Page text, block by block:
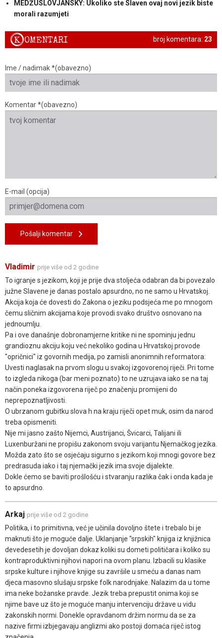
MEDŽUSLOVJANSKY: Ukoliko ste Slaven ovaj novi jezik biste
morali razumjeti
broj komentara: 23
KOMENTARI
Ime / nadimak *(obavezno)
Komentar *(obavezno)
E-mail (opcija)
Pošalji komentar
Vladimir prije više od 2 godine
To igranje s jezikom, koji je prije dva stoljeća odabran da bi povezalo
južne Slavene je danas postalo apsurdno, no ne samo u Hrvatskoj.
Akcija koja će dovesti do Zakona o jeziku podsjeća me po mnogom
čemu sličnim akcijama koje provodi svako društvo osnovano na
jednoumlju.
Pa i ove današnje dobronamjerne kritike ni ne spominju jednu
grandioznu akciju koju već nekoliko godina u Hrvatskoj provode
"opričnici" iz govornih medija, po zamisli anonimnih reformatora:
Uvesti naglasak na prvom slogu u svakoj izgovorenoj riječi. Pri tome
to izgleda nikoga (bar meni poznato) to ne uzrujava iako se na taj
način poneka izgovorena riječ po značenju promijeni do
neprepoznatljivosti.
O ubrzanom gubitku slova h na kraju riječi opet muk, osim da narod
treba opismeniti.
Nije mi jasno zašto Nijemci, Austrijanci, Švicarci, Talijani ili
Luxenburžani ne propišu zakonom svoju varijantu Njemačkog jezika.
Možda zato što se osjećaju sigurno s jezikom koji mnogi govore bez
predrasuda iako i taj njemački jezik ima svoje dijalekte.
Dokle ćemo se baviti prošlošću i stvaranju razlika čak i onda kada je
to apsurdno.
Arkaj prije više od 2 godine
Politika, i to primitivna, već je učinila dovoljno štete i trebalo bi je
maknuti što je moguće dalje. Uklanjanje "srpskih" knjiga iz knjižnica
devedesetih je dovoljan dokaz koliki su dometi političara i koliko su
kontraproduktivni njihovi napori na ovom planu. Izbacili su klasike
srpske kulture i njihove knjige su završile u smeću a danas nam
djeca masovno slušaju srpske folk narodnjake. Nalazim da u tome
ima neke božanske pravde. Jezik treba prepustit onima koji se
njime bave uz što je moguće manju intervenciju države u vidu
zakonskih normi. Donekle opravdanom držim normu da se za
nazive firmi izbjegavaju anglizmi ako postoji domaća riječ istog